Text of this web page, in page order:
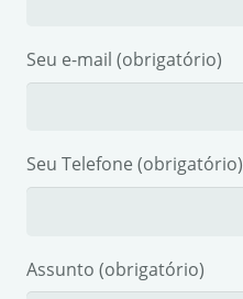
Seu e-mail (obrigatório)
Seu Telefone (obrigatório)
Assunto (obrigatório)